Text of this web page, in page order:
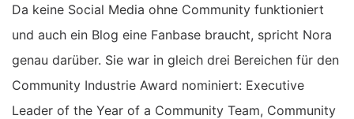
Da keine Social Media ohne Community funktioniert
und auch ein Blog eine Fanbase braucht, spricht Nora
genau darüber. Sie war in gleich drei Bereichen für den
Community Industrie Award nominiert: Executive
Leader of the Year of a Community Team, Community